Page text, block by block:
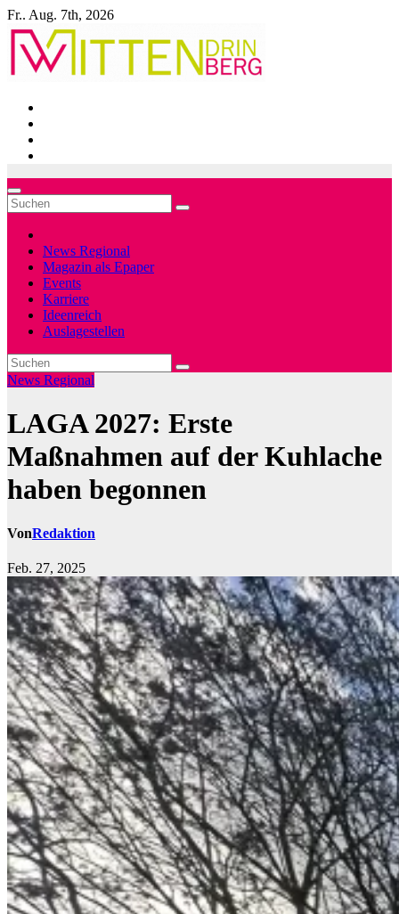
Zum
Inhalt
springen
Fr.. Aug. 7th, 2026
News Regional
Magazin als Epaper
Events
Karriere
Ideenreich
Auslagestellen
News Regional
LAGA 2027: Erste
Maßnahmen auf der Kuhlache
haben begonnen
VonRedaktion
Feb. 27, 2025